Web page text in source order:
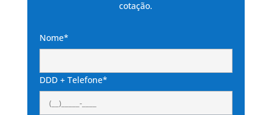
cotação.
Nome*
DDD + Telefone*